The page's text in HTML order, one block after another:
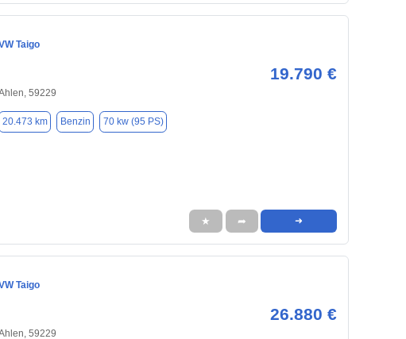
Taigo
19.790 €
59229
20.473 km Benzin 70 kw (95 PS)
★ ➦ ➜
Taigo
26.880 €
59229